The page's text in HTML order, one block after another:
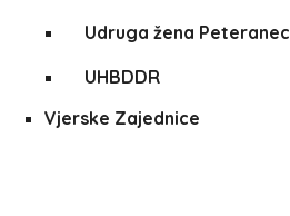
Udruga žena Peteranec
UHBDDR
Vjerske Zajednice